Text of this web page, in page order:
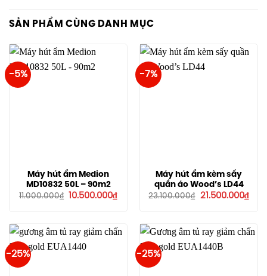
SẢN PHẨM CÙNG DANH MỤC
-5%
Máy hút ẩm Medion
MD10832 50L – 90m2
11.000.000₫ Giá
10.500.000₫Giá
hiện
10.500.000₫.
-7%
Máy hút ẩm kèm sấy
quần áo Wood’s LD44
23.100.000₫
Giá
21.500.000₫Giá
hiện
-25% -25%